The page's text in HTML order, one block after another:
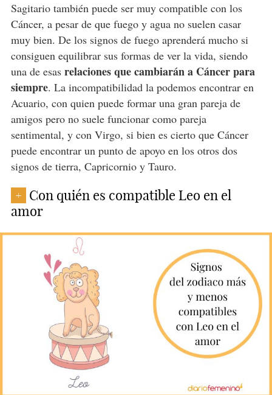
Sagitario también puede ser muy compatible con los
Cáncer, a pesar de que fuego y agua no suelen casar
muy bien. De los signos de fuego aprenderá mucho si
consiguen equilibrar sus formas de ver la vida, siendo
una de esas relaciones que cambiarán a Cáncer para
siempre. La incompatibilidad la podemos encontrar en
Acuario, con quien puede formar una gran pareja de
amigos pero no suele funcionar como pareja
sentimental, y con Virgo, si bien es cierto que Cáncer
puede encontrar un punto de apoyo en los otros dos
signos de tierra, Capricornio y Tauro.
+
Con quién es compatible Leo en el
amor